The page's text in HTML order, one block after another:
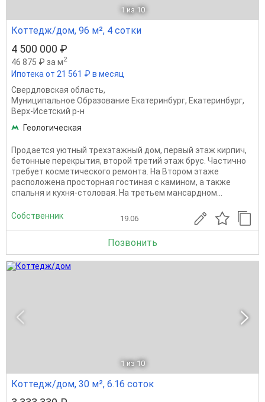
1 из 10
Коттедж/дом, 96 м², 4 сотки
4 500 000 ₽
46 875 ₽ за м2
Ипотека от 21 561 ₽ в месяц
Свердловская область,
Муниципальное Образование Екатеринбург, Екатеринбург,
Верх-Исетский р-н
Геологическая
Продается уютный трехэтажный дом, первый этаж кирпич,
бетонные перекрытия, второй третий этаж брус. Частично
требует косметического ремонта. На Втором этаже
расположена просторная гостиная с камином, а также
спальня и кухня-столовая. На третьем мансардном...
Собственник 19.06
Позвонить
1 из 10
Коттедж/дом, 30 м², 6.16 соток